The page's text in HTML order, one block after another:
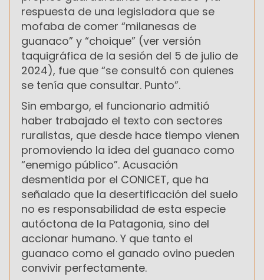
respuesta de una legisladora que se
mofaba de comer “milanesas de
guanaco” y “choique” (ver versión
taquigráfica de la sesión del 5 de julio de
2024), fue que “se consultó con quienes
se tenía que consultar. Punto”.
Sin embargo, el funcionario admitió
haber trabajado el texto con sectores
ruralistas, que desde hace tiempo vienen
promoviendo la idea del guanaco como
“enemigo público”. Acusación
desmentida por el CONICET, que ha
señalado que la desertificación del suelo
no es responsabilidad de esta especie
autóctona de la Patagonia, sino del
accionar humano. Y que tanto el
guanaco como el ganado ovino pueden
convivir perfectamente.